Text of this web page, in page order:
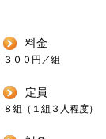
料金
３００円／組
定員
８組（１組３人程度）